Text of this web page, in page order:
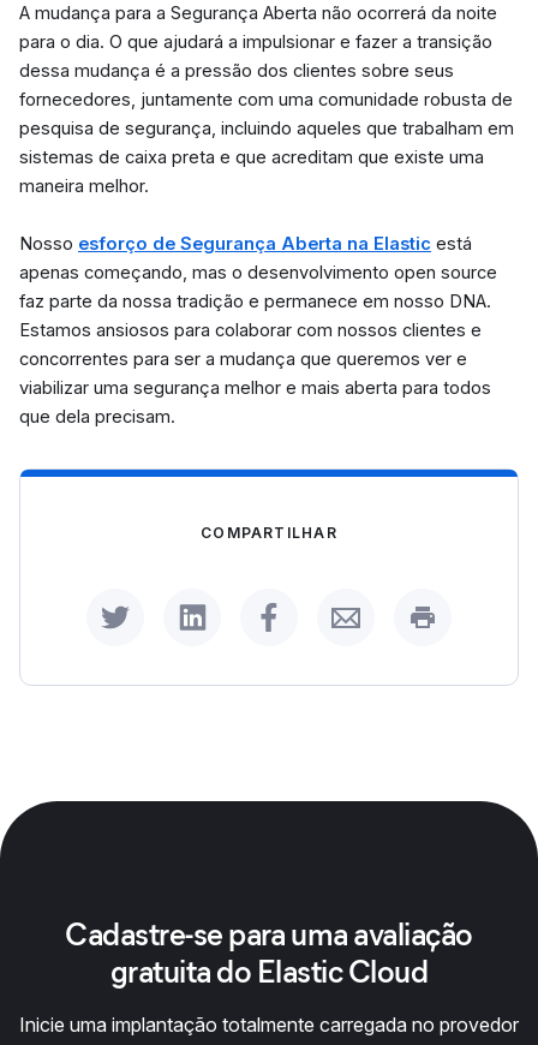
A mudança para a Segurança Aberta não ocorrerá da noite
para o dia. O que ajudará a impulsionar e fazer a transição
dessa mudança é a pressão dos clientes sobre seus
fornecedores, juntamente com uma comunidade robusta de
pesquisa de segurança, incluindo aqueles que trabalham em
sistemas de caixa preta e que acreditam que existe uma
maneira melhor.
Nosso esforço de Segurança Aberta na Elastic está
apenas começando, mas o desenvolvimento open source
faz parte da nossa tradição e permanece em nosso DNA.
Estamos ansiosos para colaborar com nossos clientes e
concorrentes para ser a mudança que queremos ver e
viabilizar uma segurança melhor e mais aberta para todos
que dela precisam.
COMPARTILHAR
Share on TwitterShare on LinkedIn
Share on Facebook
Share by Email
Print this
Cadastre-se para uma avaliação
gratuita do Elastic Cloud
Inicie uma implantação totalmente carregada no provedor